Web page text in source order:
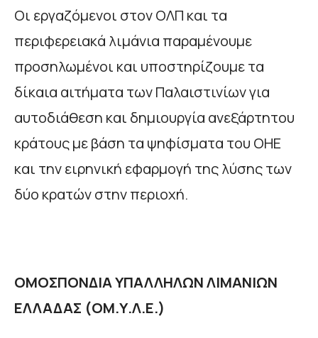
Οι εργαζόμενοι στον ΟΛΠ και τα
περιφερειακά λιμάνια παραμένουμε
προσηλωμένοι και υποστηρίζουμε τα
δίκαια αιτήματα των Παλαιστινίων για
αυτοδιάθεση και δημιουργία ανεξάρτητου
κράτους με βάση τα ψηφίσματα του ΟΗΕ
και την ειρηνική εφαρμογή της λύσης των
δύο κρατών στην περιοχή.
ΟΜΟΣΠΟΝΔΙΑ ΥΠΑΛΛΗΛΩΝ ΛΙΜΑΝΙΩΝ
ΕΛΛΑΔΑΣ (ΟΜ.Υ.Λ.Ε.)